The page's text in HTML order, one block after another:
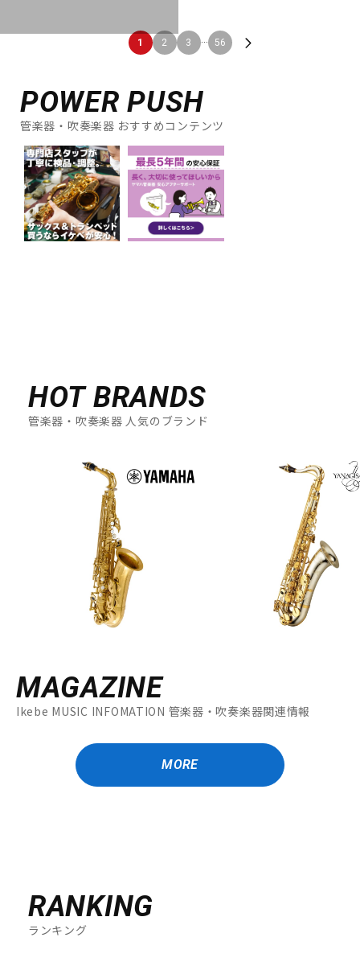
1 2 3 ... 56
POWER PUSH
管楽器・吹奏楽器 おすすめコンテンツ
HOT BRANDS
管楽器・吹奏楽器 人気のブランド
MAGAZINE
Ikebe MUSIC INFOMATION 管楽器・吹奏楽器関連情報
MORE
RANKING
ランキング